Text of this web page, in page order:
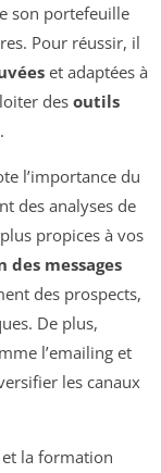
son portefeuille
Pour réussir, il
et adaptées à
des outils
l’importance du
des analyses de
propices à vos
messages
des prospects,
De plus,
l’emailing et
les canaux
et la formation